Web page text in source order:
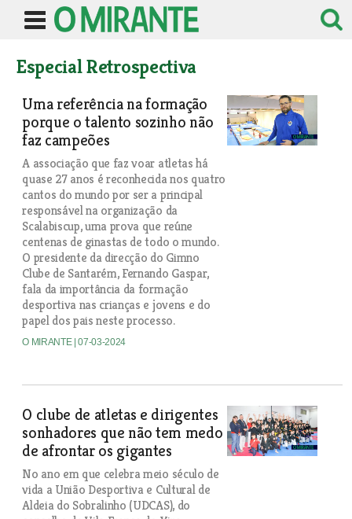
Especial Retrospectiva
Uma referência na formação
porque o talento sozinho não
faz campeões
A associação que faz voar atletas há
quase 27 anos é reconhecida nos quatro
cantos do mundo por ser a principal
responsável na organização da
Scalabiscup, uma prova que reúne
centenas de ginastas de todo o mundo.
O presidente da direcção do Gimno
Clube de Santarém, Fernando Gaspar,
fala da importância da formação
desportiva nas crianças e jovens e do
papel dos pais neste processo.
O MIRANTE | 07-03-2024
O clube de atletas e dirigentes
sonhadores que não tem medo
de afrontar os gigantes
No ano em que celebra meio século de
vida a União Desportiva e Cultural de
Aldeia do Sobralinho (UDCAS), do